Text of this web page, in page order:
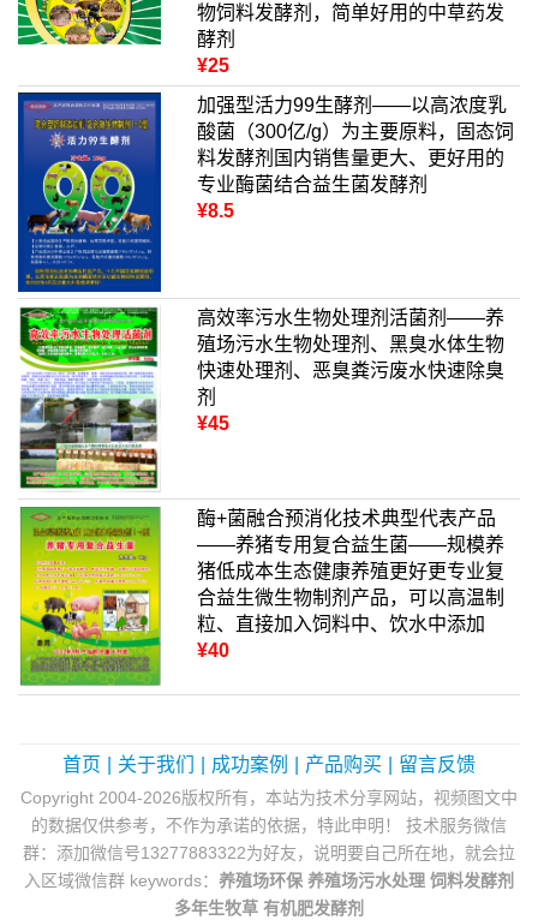
物饲料发酵剂，简单好用的中草药发
酵剂
¥25
加强型活力99生酵剂——以高浓度乳
酸菌（300亿/g）为主要原料，固态饲
料发酵剂国内销售量更大、更好用的
专业酶菌结合益生菌发酵剂
¥8.5
高效率污水生物处理剂活菌剂——养
殖场污水生物处理剂、黑臭水体生物
快速处理剂、恶臭粪污废水快速除臭
剂
¥45
酶+菌融合预消化技术典型代表产品
——养猪专用复合益生菌——规模养
猪低成本生态健康养殖更好更专业复
合益生微生物制剂产品，可以高温制
粒、直接加入饲料中、饮水中添加
¥40
首页 关于我们 成功案例 产品购买 留言反馈
Copyright 2004-2026版权所有，本站为技术分享网站，视频图文中
的数据仅供参考，不作为承诺的依据，特此申明！ 技术服务微信
群：添加微信号13277883322为好友，说明要自己所在地，就会拉
入区域微信群 keywords： 养殖场环保 养殖场污水处理 饲料发酵剂
多年生牧草 有机肥发酵剂